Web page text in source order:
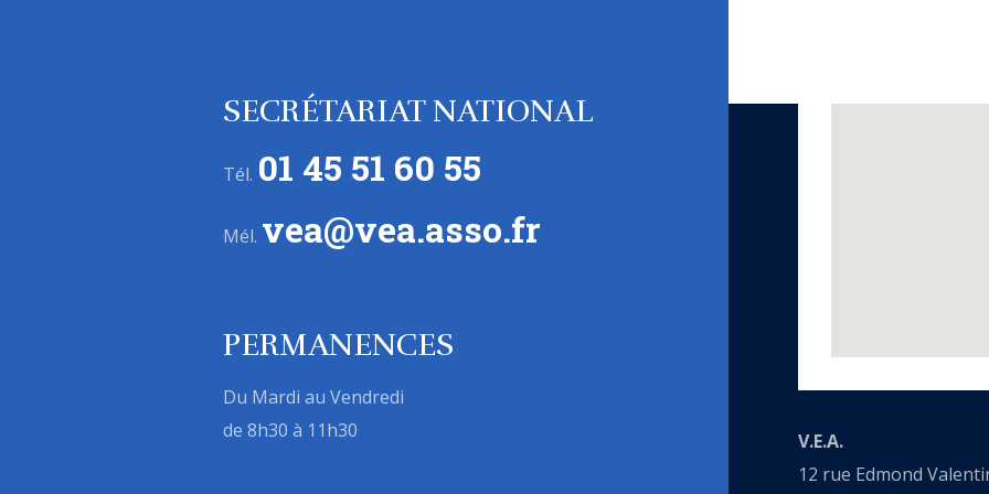
SECRÉTARIAT NATIONAL
Tél. 01 45 51 60 55
Mél. vea@vea.asso.fr
PERMANENCES
Du Mardi au Vendredi
de 8h30 à 11h30
V.E.A.
12 rue Edmond